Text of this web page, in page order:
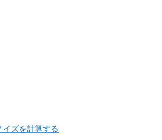
ズを計算する